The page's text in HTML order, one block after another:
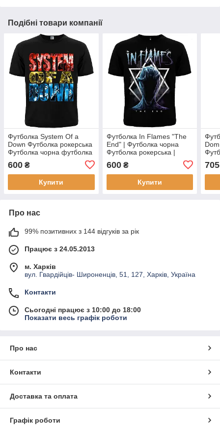
Подібні товари компанії
Футболка System Of a
Down Футболка рокерська
Футболка чорна футболка
600 ₴
Купити
Футболка In Flames "The
End" | Футболка чорна
Футболка рокерська |
600₴
Купити
705
Про нас
99% позитивних з 144 відгуків за рік
Працює з 24.05.2013
м. Харків
вул. Гвардійців- Широненців, 51, 127, Харків, Україна
Контакти
Сьогодні працює з 10:00 до 18:00
Показати весь графік роботи
Про нас
Контакти
Доставка та оплата
Графік роботи